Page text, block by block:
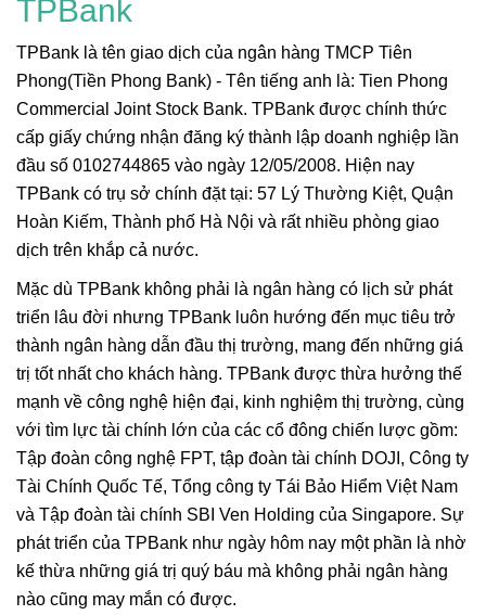
TPBank
TPBank là tên giao dịch của ngân hàng TMCP Tiên
Phong(Tiền Phong Bank) - Tên tiếng anh là: Tien Phong
Commercial Joint Stock Bank. TPBank được chính thức
cấp giấy chứng nhận đăng ký thành lập doanh nghiệp lần
đầu số 0102744865 vào ngày 12/05/2008. Hiện nay
TPBank có trụ sở chính đặt tại: 57 Lý Thường Kiệt, Quận
Hoàn Kiếm, Thành phố Hà Nội và rất nhiều phòng giao
dịch trên khắp cả nước.
Mặc dù TPBank không phải là ngân hàng có lịch sử phát
triển lâu đời nhưng TPBank luôn hướng đến mục tiêu trở
thành ngân hàng dẫn đầu thị trường, mang đến những giá
trị tốt nhất cho khách hàng. TPBank được thừa hưởng thế
mạnh về công nghệ hiện đại, kinh nghiệm thị trường, cùng
với tìm lực tài chính lớn của các cổ đông chiến lược gồm:
Tập đoàn công nghệ FPT, tập đoàn tài chính DOJI, Công ty
Tài Chính Quốc Tế, Tổng công ty Tái Bảo Hiểm Việt Nam
và Tập đoàn tài chính SBI Ven Holding của Singapore. Sự
phát triển của TPBank như ngày hôm nay một phần là nhờ
kế thừa những giá trị quý báu mà không phải ngân hàng
nào cũng may mắn có được.